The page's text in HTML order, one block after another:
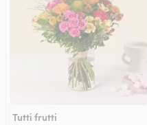
Tutti frutti